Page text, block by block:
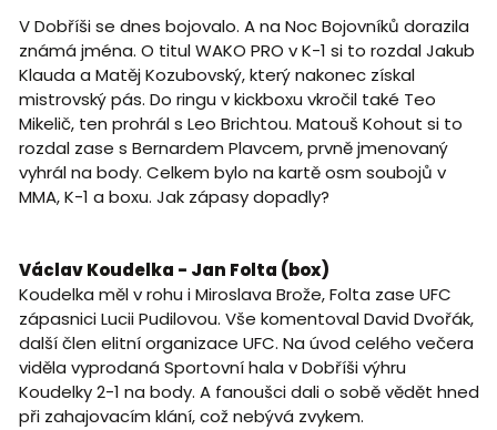
V Dobříši se dnes bojovalo. A na Noc Bojovníků dorazila
známá jména. O titul WAKO PRO v K-1 si to rozdal Jakub
Klauda a Matěj Kozubovský, který nakonec získal
mistrovský pás. Do ringu v kickboxu vkročil také Teo
Mikelič, ten prohrál s Leo Brichtou. Matouš Kohout si to
rozdal zase s Bernardem Plavcem, prvně jmenovaný
vyhrál na body. Celkem bylo na kartě osm soubojů v
MMA, K-1 a boxu. Jak zápasy dopadly?
Václav Koudelka - Jan Folta (box)
Koudelka měl v rohu i Miroslava Brože, Folta zase UFC
zápasnici Lucii Pudilovou. Vše komentoval David Dvořák,
další člen elitní organizace UFC. Na úvod celého večera
viděla vyprodaná Sportovní hala v Dobříši výhru
Koudelky 2-1 na body. A fanoušci dali o sobě vědět hned
při zahajovacím klání, což nebývá zvykem.